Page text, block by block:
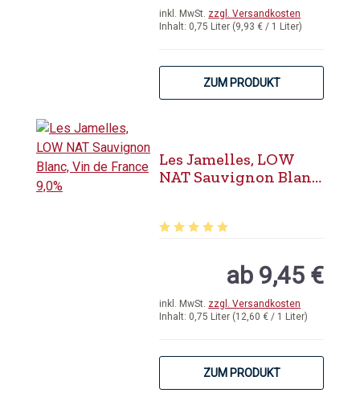
Inhalt: 0,75 Liter (9,93 € / 1 Liter)
inkl. MwSt. zzgl. Versandkosten
ZUM PRODUKT
Les Jamelles, LOW
NAT Sauvignon Blanc,
Inhalt: 0,75 Liter (12,60 € / 1 Liter)
inkl. MwSt. zzgl. Versandkosten
ab 9,45 €
ZUM PRODUKT